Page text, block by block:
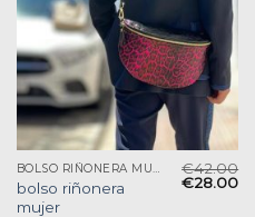
BOLSO RIÑONERA MUJER
bolso riñonera
mujer
€42.00
€28.00